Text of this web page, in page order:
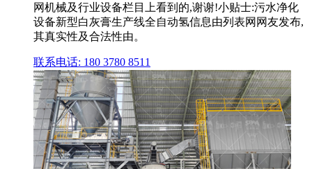
网机械及行业设备栏目上看到的,谢谢!小贴士:污水净化
设备新型白灰膏生产线全自动氢信息由列表网网友发布,
其真实性及合法性由。
联系电话: 180 3780 8511